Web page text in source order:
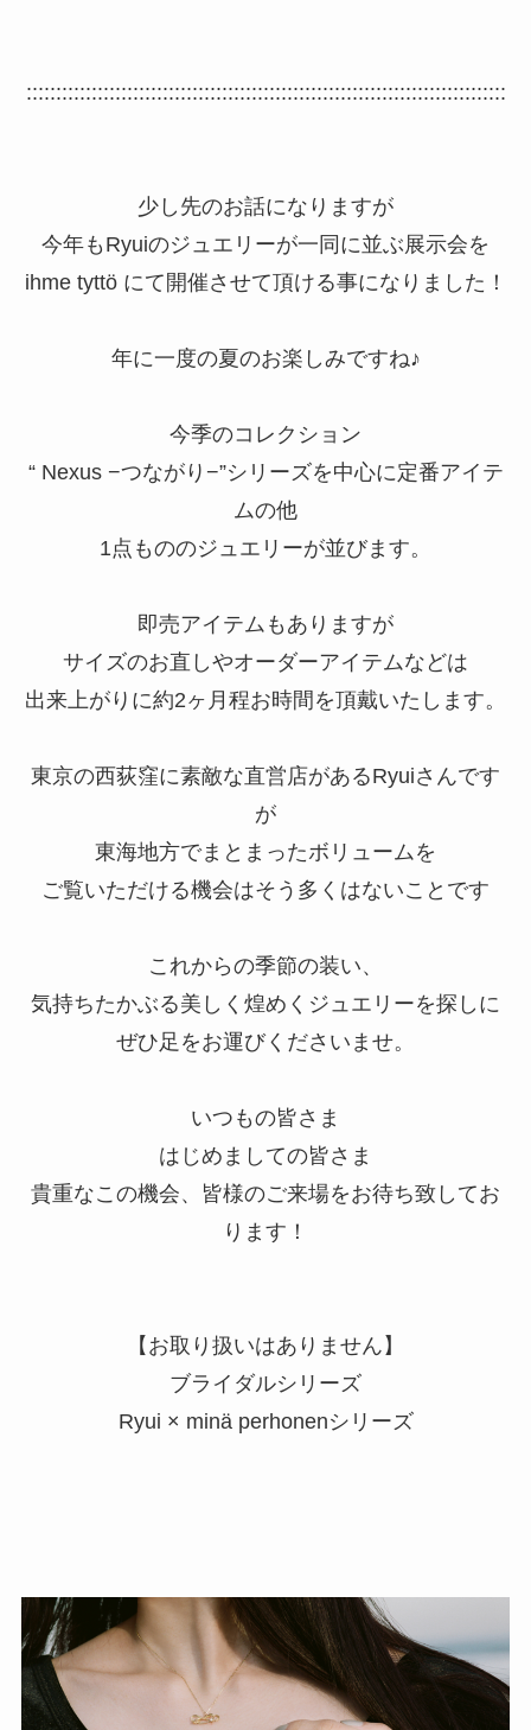
:::::::::::::::::::::::::::::::::::::::::::::::::::::::::::::::::::::::::::::::::
少し先のお話になりますが
今年もRyuiのジュエリーが一同に並ぶ展示会を
ihme tyttö にて開催させて頂ける事になりました！
年に一度の夏のお楽しみですね♪
今季のコレクション
“ Nexus −つながり−”シリーズを中心に定番アイテ
ムの他
1点もののジュエリーが並びます。
即売アイテムもありますが
サイズのお直しやオーダーアイテムなどは
出来上がりに約2ヶ月程お時間を頂戴いたします。
東京の西荻窪に素敵な直営店があるRyuiさんです
が
東海地方でまとまったボリュームを
ご覧いただける機会はそう多くはないことです
これからの季節の装い、
気持ちたかぶる美しく煌めくジュエリーを探しに
ぜひ足をお運びくださいませ。
いつもの皆さま
はじめましての皆さま
貴重なこの機会、皆様のご来場をお待ち致してお
ります！
【お取り扱いはありません】
ブライダルシリーズ
Ryui × minä perhonenシリーズ